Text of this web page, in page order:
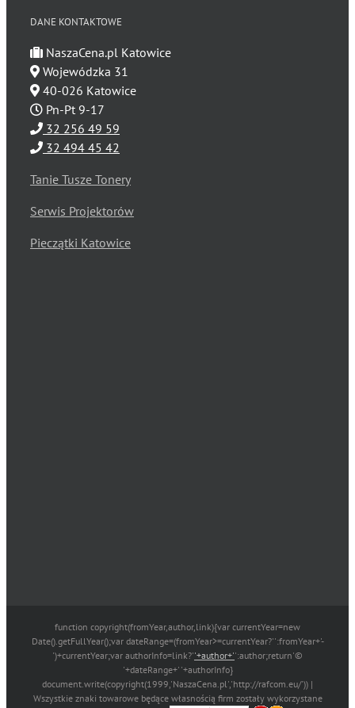
DANE KONTAKTOWE
NaszaCena.pl Katowice
Wojewódzka 31
40-026 Katowice
Pn-Pt 9-17
32 256 49 59
32 494 45 42
Tanie Tusze Tonery
Serwis Projektorów
Pieczątki Katowice
function copyright(fromYear,author,link){var currentYear=new
Date().getFullYear();var dateRange=(fromYear>=currentYear?'':fromYear+'-
')+currentYear;var authorInfo=link?''+author+'':author;return'©
'+dateRange+' '+authorInfo}
document.write(copyright(1999,'NaszaCena.pl','http://rafcom.eu/')) |
Wszystkie znaki towarowe będące własnością firm zostały wykorzystane